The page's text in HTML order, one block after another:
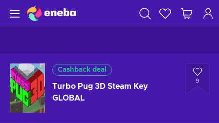
Cashback deal
Turbo Pug 3D Steam Key
GLOBAL
9